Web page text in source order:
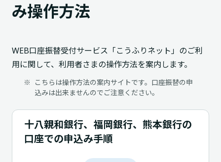
み操作方法
WEB口座振替受付サービス「こうふりネット」のご利
用に関して、利用者さまの操作方法を案内します。
※
こちらは操作方法の案内サイトです。口座振替の申
込みは出来ませんのでご注意ください。
十八親和銀行、福岡銀行、熊本銀行の
口座での申込み手順